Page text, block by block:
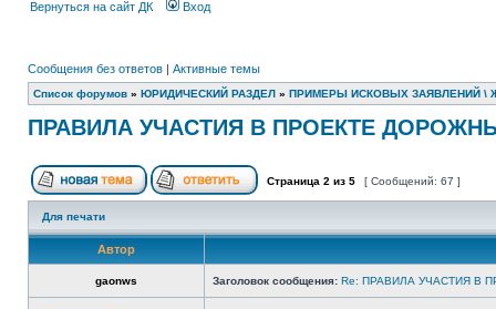
Вернуться на сайт ДК Вход
Сообщения без ответов | Активные темы
Список форумов » ЮРИДИЧЕСКИЙ РАЗДЕЛ » ПРИМЕРЫ ИСКОВЫХ ЗАЯВЛЕНИЙ \
ПРАВИЛА УЧАСТИЯ В ПРОЕКТЕ
Страница 2 из 5 [ Сообщений: 67 ]
Для печати
Автор
gaonws Заголовок сообщения: Re: ПРАВИЛА УЧАСТИЯ В